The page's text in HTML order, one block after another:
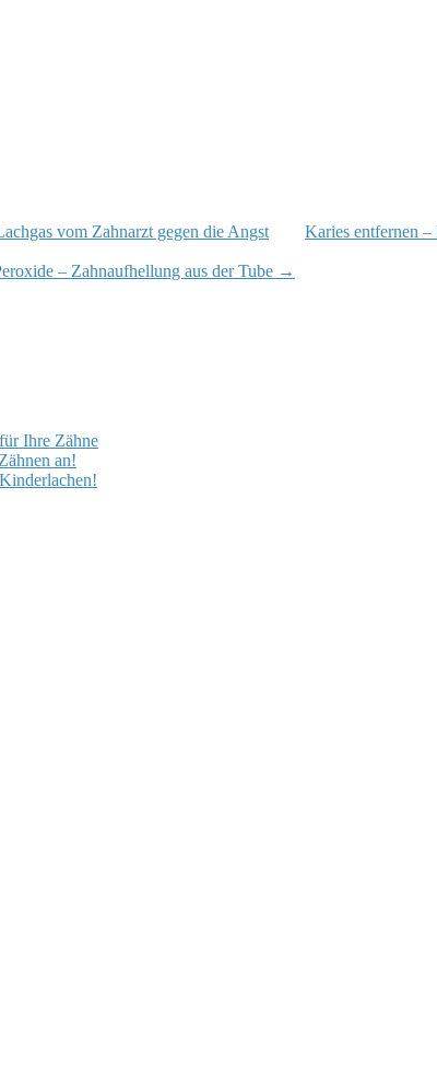
vom Zahnarzt gegen die Angst Karies entfernen
– Zahnaufhellung aus der Tube →
Ihre Zähne
an!